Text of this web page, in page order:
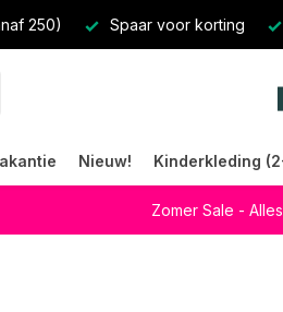
250) Spaar voor korting
Nieuw! Kinderkleding
Zomer Sale -